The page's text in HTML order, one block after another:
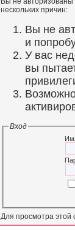
нескольких причин:
Вы не
и
У вас
вы
Вход
Для просмотра